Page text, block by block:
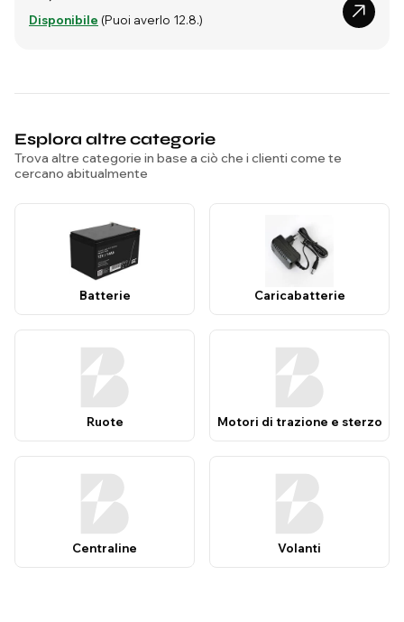
Disponibile (Puoi averlo 12.8.)
Esplora altre categorie
Trova altre categorie in base a ciò che i clienti come te
cercano abitualmente
Batterie Caricabatterie
Ruote Motori di trazione e sterzo
Centraline Volanti